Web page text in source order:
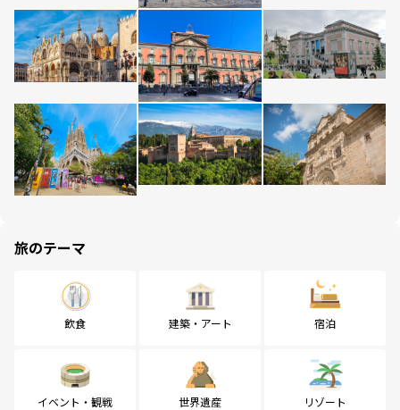
旅のテーマ
飲食 建築・アート 宿泊
イベント・観戦 世界遺産 リゾート